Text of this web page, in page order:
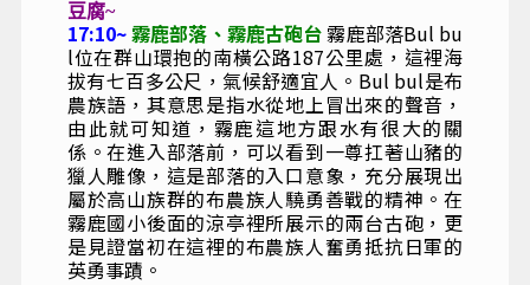
豆腐~
17:10~霧鹿部落、霧鹿古砲台霧鹿部落Bul bu
l位在群山環抱的南橫公路187公里處，這裡海
拔有七百多公尺，氣候舒適宜人。 Bul bul是布
農族語，其意思是指水從地上冒出來的聲音 ，
由此就可知道，霧鹿這地方跟水有很大的關
係。在進入部落前，可以看到一尊扛著山豬的
獵人雕像，這是部落的入口意象，充分展現出
屬於高山族群的布農族人驍勇善戰的精神。在
霧鹿國小後面的涼亭裡所展示的兩台古砲，更
是見證當初在這裡的布農族人奮勇抵抗日軍的
英勇事蹟。